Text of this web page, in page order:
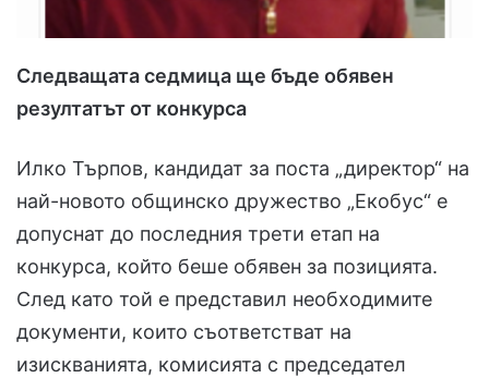
Следващата седмица ще бъде обявен
резултатът от конкурса
Илко Търпов, кандидат за поста „директор“ на
най-новото общинско дружество „Екобус“ е
допуснат до последния трети етап на
конкурса, който беше обявен за позицията.
След като той е представил необходимите
документи, които съответстват на
изискванията, комисията с председател